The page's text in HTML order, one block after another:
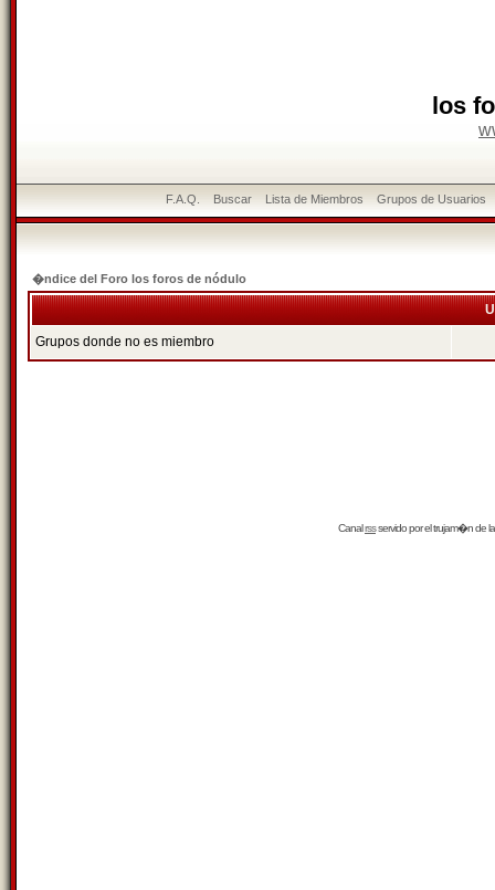
los
F.A.Q. Buscar Lista de Miembros Grupos de Usuarios
�ndice del Foro los foros de nódulo
Grupos donde no es miembro
Canalrssservido por eltrujam�nde